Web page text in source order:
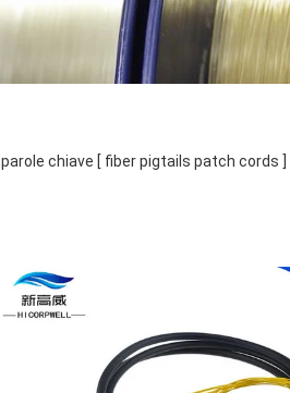
parole chiave [ fiber pigtails patch cords